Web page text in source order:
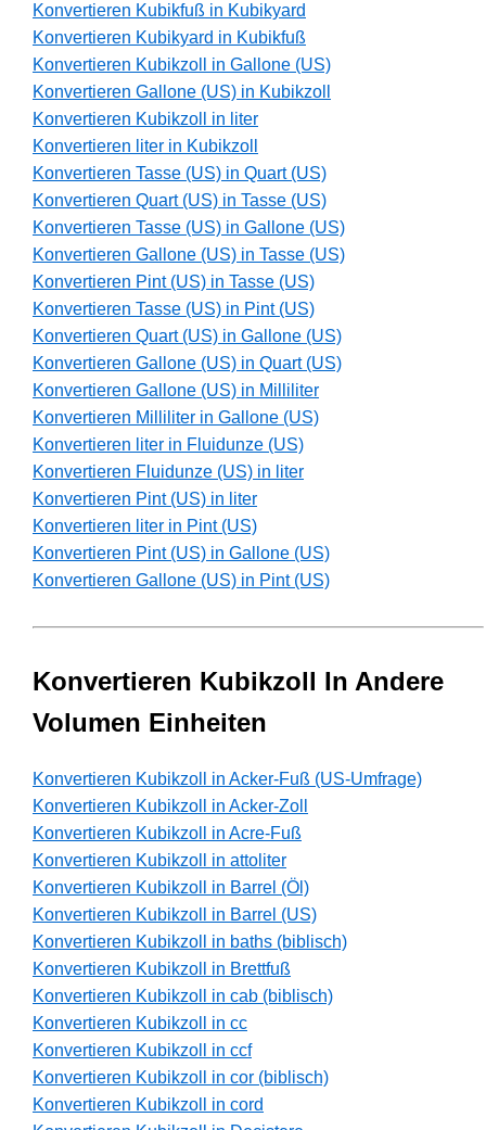
Konvertieren Kubikfuß in Kubikyard
Konvertieren Kubikyard in Kubikfuß
Konvertieren Kubikzoll in Gallone (US)
Konvertieren Gallone (US) in Kubikzoll
Konvertieren Kubikzoll in liter
Konvertieren liter in Kubikzoll
Konvertieren Tasse (US) in Quart (US)
Konvertieren Quart (US) in Tasse (US)
Konvertieren Tasse (US) in Gallone (US)
Konvertieren Gallone (US) in Tasse (US)
Konvertieren Pint (US) in Tasse (US)
Konvertieren Tasse (US) in Pint (US)
Konvertieren Quart (US) in Gallone (US)
Konvertieren Gallone (US) in Quart (US)
Konvertieren Gallone (US) in Milliliter
Konvertieren Milliliter in Gallone (US)
Konvertieren liter in Fluidunze (US)
Konvertieren Fluidunze (US) in liter
Konvertieren Pint (US) in liter
Konvertieren liter in Pint (US)
Konvertieren Pint (US) in Gallone (US)
Konvertieren Gallone (US) in Pint (US)
Konvertieren Kubikzoll In Andere
Volumen Einheiten
Konvertieren Kubikzoll in Acker-Fuß (US-Umfrage)
Konvertieren Kubikzoll in Acker-Zoll
Konvertieren Kubikzoll in Acre-Fuß
Konvertieren Kubikzoll in attoliter
Konvertieren Kubikzoll in Barrel (Öl)
Konvertieren Kubikzoll in Barrel (US)
Konvertieren Kubikzoll in baths (biblisch)
Konvertieren Kubikzoll in Brettfuß
Konvertieren Kubikzoll in cab (biblisch)
Konvertieren Kubikzoll in cc
Konvertieren Kubikzoll in ccf
Konvertieren Kubikzoll in cor (biblisch)
Konvertieren Kubikzoll in cord